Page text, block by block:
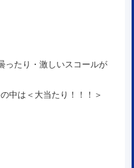
ったり・激しいスコールが
中は＜大当たり！！！＞